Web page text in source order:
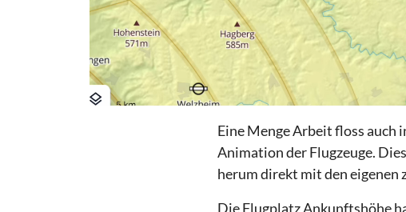
Eine Menge Arbeit floss auch
Animation der Flugzeuge.
herum direkt mit den eigenen
Die Flugplatz Ankunftshöhe